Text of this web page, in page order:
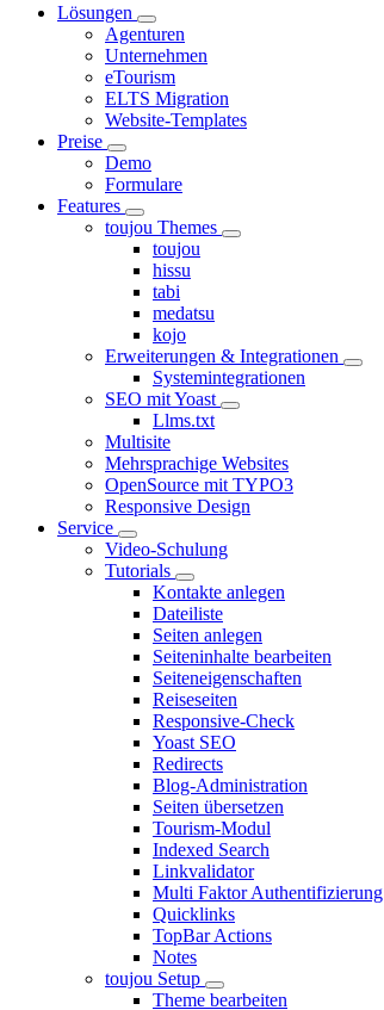
Lösungen
Agenturen
Unternehmen
eTourism
ELTS Migration
Website-Templates
Preise
Demo
Formulare
Features
toujou Themes
toujou
hissu
tabi
medatsu
kojo
Erweiterungen & Integrationen
Systemintegrationen
SEO mit Yoast
Llms.txt
Multisite
Mehrsprachige Websites
OpenSource mit TYPO3
Responsive Design
Service
Video-Schulung
Tutorials
Kontakte anlegen
Dateiliste
Seiten anlegen
Seiteninhalte bearbeiten
Seiteneigenschaften
Reiseseiten
Responsive-Check
Yoast SEO
Redirects
Blog-Administration
Seiten übersetzen
Tourism-Modul
Indexed Search
Linkvalidator
Multi Faktor Authentifizierung
Quicklinks
TopBar Actions
Notes
toujou Setup
Theme bearbeiten